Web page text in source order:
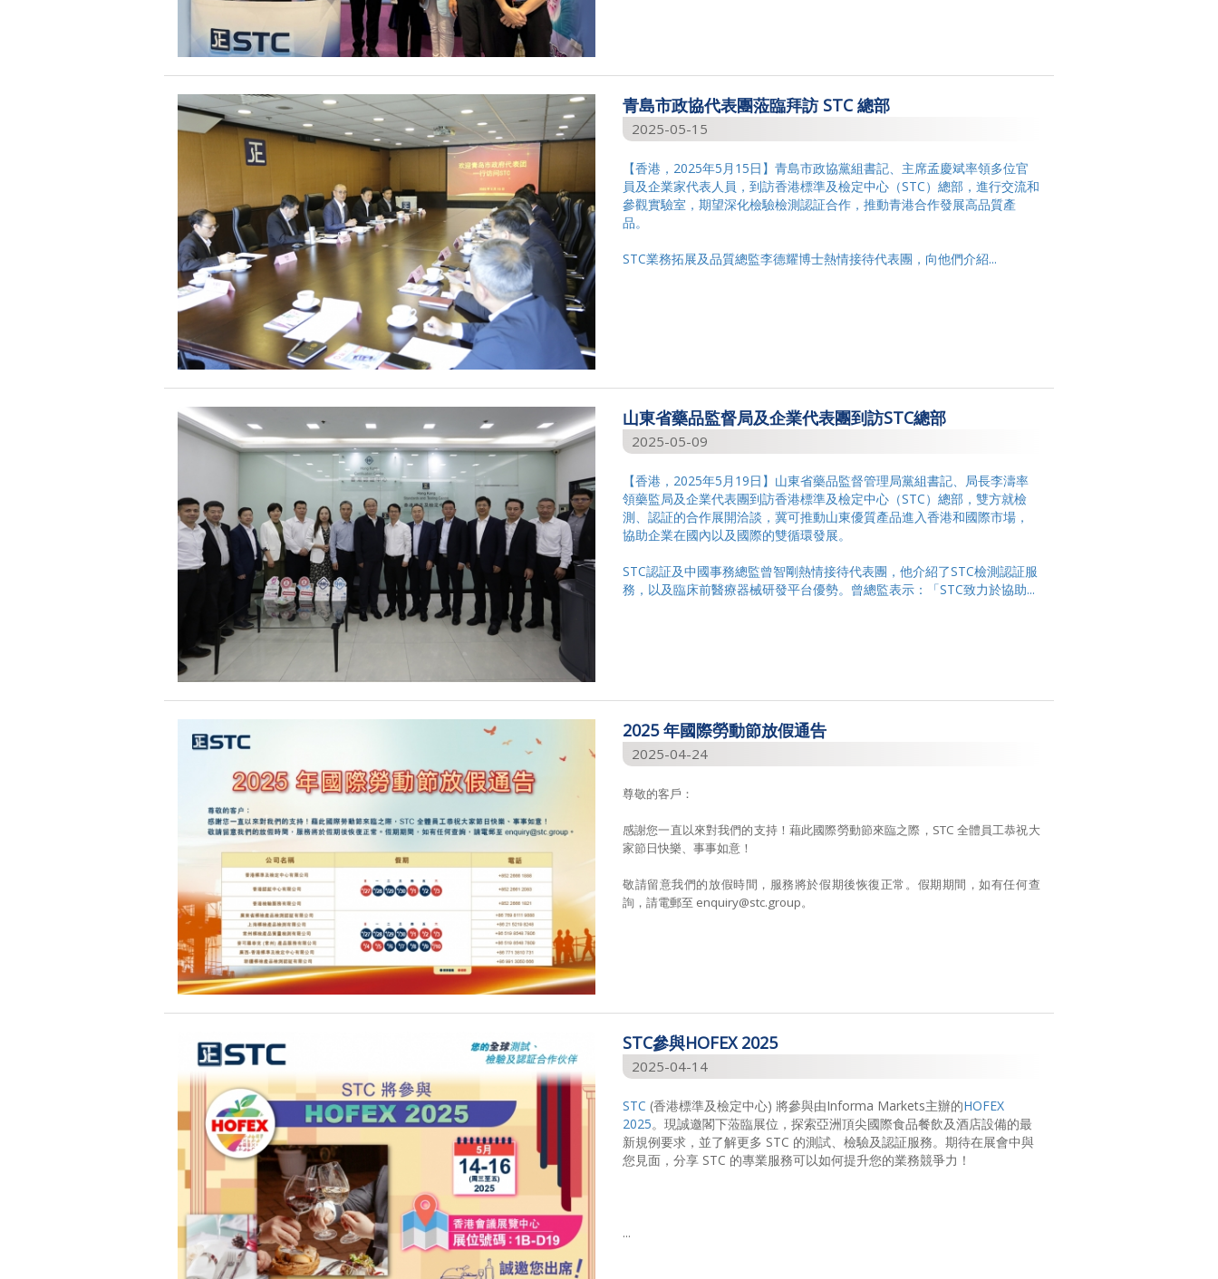
2018
2014
青島市政協代表團蒞臨拜訪 STC 總部
2025-05-15
【香港，2025年5月15日】青島市政協黨組書記、主席孟慶斌率領多位官
員及企業家代表人員，到訪香港標準及檢定中心（STC）總部，進行交流和
參觀實驗室，期望深化檢驗檢測認証合作，推動青港合作發展高品質產
品。
STC業務拓展及品質總監李德耀博士熱情接待代表團，向他們介紹...
山東省藥品監督局及企業代表團到訪STC總部
2025-05-09
【香港，2025年5月19日】山東省藥品監督管理局黨組書記、局長李濤率
領藥監局及企業代表團到訪香港標準及檢定中心（STC）總部，雙方就檢
測、認証的合作展開洽談，冀可推動山東優質產品進入香港和國際市場，
協助企業在國內以及國際的雙循環發展。
STC認証及中國事務總監曾智剛熱情接待代表團，他介紹了STC檢測認証服
務，以及臨床前醫療器械研發平台優勢。曾總監表示：「STC致力於協助...
2025 年國際勞動節放假通告
2025-04-24
尊敬的客戶：
感謝您一直以來對我們的支持！藉此國際勞動節來臨之際，STC 全體員工恭祝大
家節日快樂、事事如意！
敬請留意我們的放假時間，服務將於假期後恢復正常。假期期間，如有任何查
詢，請電郵至 enquiry@stc.group。
STC參與HOFEX 2025
2025-04-14
STC (香港標準及檢定中心) 將參與由Informa Markets主辦的HOFEX
2025。現誠邀閣下蒞臨展位，探索亞洲頂尖國際食品餐飲及酒店設備的最
新規例要求，並了解更多 STC 的測試、檢驗及認証服務。期待在展會中與
您見面，分享 STC 的專業服務可以如何提升您的業務競爭力！
...